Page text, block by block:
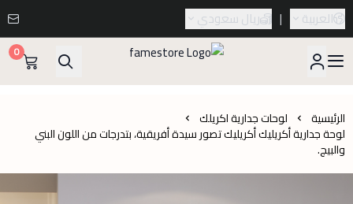
العربية | ريال سعودي
0
الرئيسية لوحات جدارية اكريلك
لوحة جدارية أكريليك أكريليك تصور سيدة أفريقية، بتدرجات من اللون البني
والبيج.